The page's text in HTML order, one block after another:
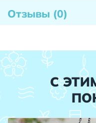
Отзывы (0)
С